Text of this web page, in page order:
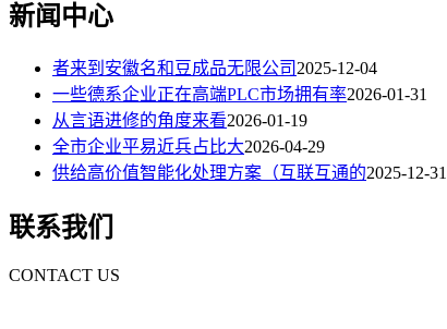
新闻中心
者来到安徽名和豆成品无限公司2025-12-04
一些德系企业正在高端PLC市场拥有率2026-01-31
从言语进修的角度来看2026-01-19
全市企业平易近兵占比大2026-04-29
供给高价值智能化处理方案（互联互通的2025-12-31
联系我们
CONTACT US